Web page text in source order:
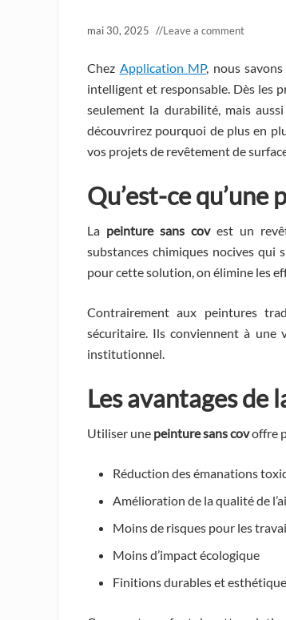
mai 30, 2025 //Leave a comment
Chez Application MP, nous
intelligent et responsable. Dès les
seulement la durabilité, mais
découvrirez pourquoi de plus en
vos projets de revêtement de
Qu’est-ce qu’une
La peinture sans covest un
substances chimiques nocives qui
pour cette solution, on élimine les
Contrairement aux peintures
sécuritaire. Ils conviennent à une
institutionnel.
Les avantages de
Utiliser une peinture sans covoffre
Réduction des émanations
Amélioration de la qualité de
Moins de risques pour les
Moins d’impact écologique
Finitions durables et